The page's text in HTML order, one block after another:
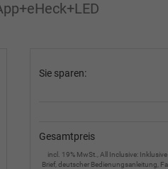
Sie sparen:
Gesamtpreis
incl. 19% MwSt., All Inclusive:
Brief, deutscher Bedienungsanleitung,